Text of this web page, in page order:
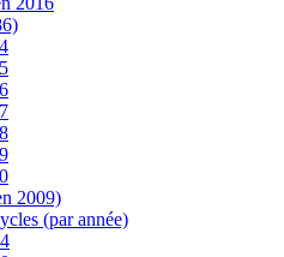
2009)
(par année)